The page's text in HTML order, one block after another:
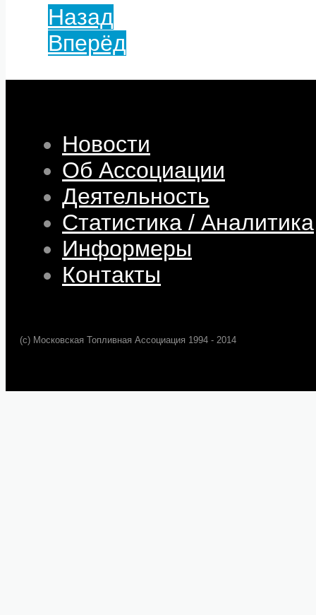
Назад
Вперёд
Новости
Об Ассоциации
Деятельность
Статистика / Аналитика
Информеры
Контакты
(c) Московская Топливная Ассоциация 1994 - 2014